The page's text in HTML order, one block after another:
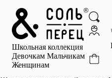
Школьная коллекция
Девочкам Мальчикам
Женщинам
Главная
Каталог
Избранное